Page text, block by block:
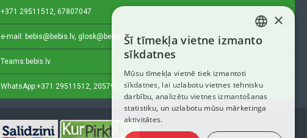
+371 29511512, 67807047
e-mail: bebis@bebis.lv, glosk@bebis.lv
Teams: bebis.lv
WhatsApp:+371 29511512, 20579272 (tikai ziņojumi)
LATVIAN
ENGLISH
×
Šī tīmekļa vietne izmanto
sīkdatnes
Mūsu tīmekļa vietnē tiek izmantoti
sīkdatnes, lai uzlabotu vietnes tehnisku
darbību, analizētu vietnes izmantošanas
statistiku, un uzlabotu mūsu mārketinga
aktivitātes.